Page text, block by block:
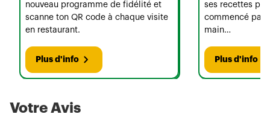
nouveau programme de fidélité et
scanne ton QR code à chaque visite
en restaurant.
Plus d'info
ses recettes
commencé par
main…
Plus d'info
Votre Avis